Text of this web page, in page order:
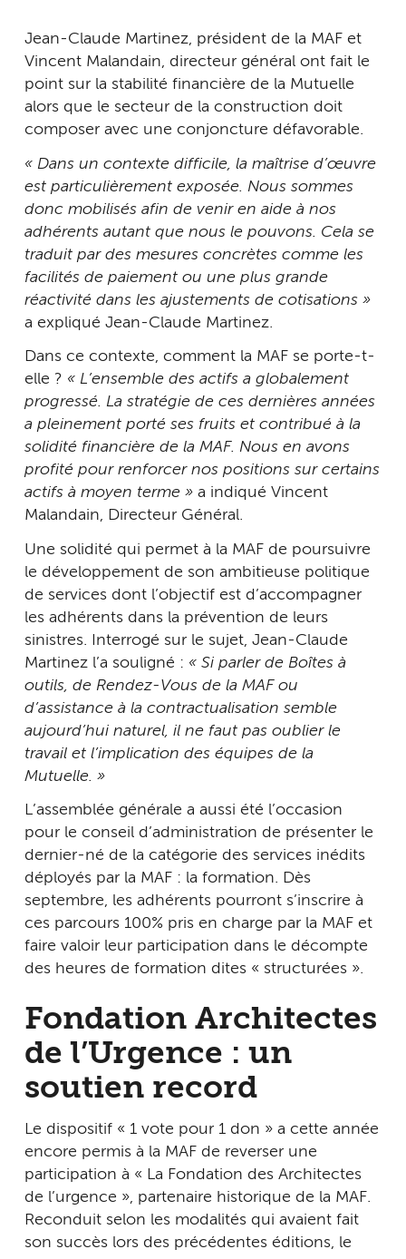
Jean-Claude Martinez, président de la MAF et
Vincent Malandain, directeur général ont fait le
point sur la stabilité financière de la Mutuelle
alors que le secteur de la construction doit
composer avec une conjoncture défavorable.
« Dans un contexte difficile, la maîtrise d’œuvre
est particulièrement exposée. Nous sommes
donc mobilisés afin de venir en aide à nos
adhérents autant que nous le pouvons. Cela se
traduit par des mesures concrètes comme les
facilités de paiement ou une plus grande
réactivité dans les ajustements de cotisations »
a expliqué Jean-Claude Martinez.
Dans ce contexte, comment la MAF se porte-t-
elle ? « L’ensemble des actifs a globalement
progressé. La stratégie de ces dernières années
a pleinement porté ses fruits et contribué à la
solidité financière de la MAF. Nous en avons
profité pour renforcer nos positions sur certains
actifs à moyen terme » a indiqué Vincent
Malandain, Directeur Général.
Une solidité qui permet à la MAF de poursuivre
le développement de son ambitieuse politique
de services dont l’objectif est d’accompagner
les adhérents dans la prévention de leurs
sinistres. Interrogé sur le sujet, Jean-Claude
Martinez l’a souligné : « Si parler de Boîtes à
outils, de Rendez-Vous de la MAF ou
d’assistance à la contractualisation semble
aujourd’hui naturel, il ne faut pas oublier le
travail et l’implication des équipes de la
Mutuelle. »
L’assemblée générale a aussi été l’occasion
pour le conseil d’administration de présenter le
dernier-né de la catégorie des services inédits
déployés par la MAF : la formation. Dès
septembre, les adhérents pourront s’inscrire à
ces parcours 100% pris en charge par la MAF et
faire valoir leur participation dans le décompte
des heures de formation dites « structurées ».
Fondation Architectes
de l’Urgence : un
soutien record
Le dispositif « 1 vote pour 1 don » a cette année
encore permis à la MAF de reverser une
participation à « La Fondation des Architectes
de l’urgence », partenaire historique de la MAF.
Reconduit selon les modalités qui avaient fait
son succès lors des précédentes éditions, le